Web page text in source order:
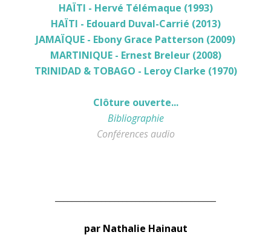
HAÏTI - Hervé Télémaque (1993)
HAÏTI - Edouard Duval-Carrié (2013)
JAMAÏQUE - Ebony Grace Patterson (2009)
MARTINIQUE - Ernest Breleur (2008)
TRINIDAD & TOBAGO - Leroy Clarke (1970)
Clôture ouverte...
Bibliographie
Conférences audio
par Nathalie Hainaut